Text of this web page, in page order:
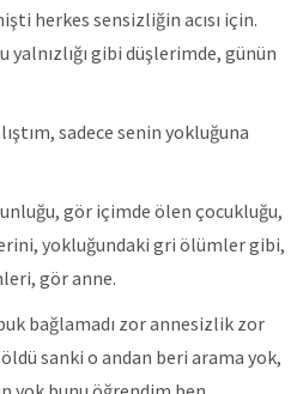
herkes sensizliğin acısı için.
yalnızlığı gibi düşlerimde, günün
sadece senin yokluğuna
gör içimde ölen çocukluğu,
yokluğundaki gri ölümler gibi,
gör anne.
bağlamadı zor annesizlik zor
sanki o andan beri arama yok,